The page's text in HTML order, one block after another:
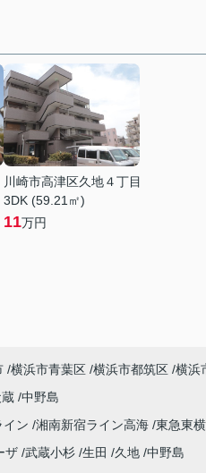
川崎市高津区久地４丁目
3DK (59.21㎡)
11万円
横浜市青葉区 横浜市都筑区 横浜
中野島
イン 湘南新宿ライン高海 東急東
ザ 武蔵小杉 生田 久地 中野島